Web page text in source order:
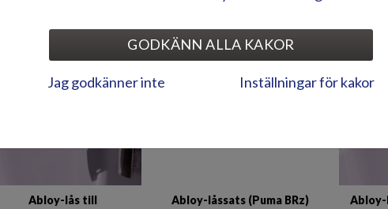
ELEKTRONIK OCH
Abloy-lås till
Abloy-låssats (Puma BRz) Abloy-
GODKÄNN ALLA KAKOR
Jag godkänner inte Inställningar för kakor